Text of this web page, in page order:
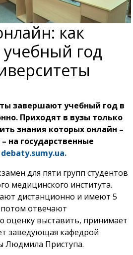
как
год
завершают учебный год в
Приходят в вузы только
знания которых онлайн –
на государственные
debaty.sumy.ua.
для пяти групп студентов
медицинского института.
дистанционно и имеют 5
отвечают
оценку выставить, принимает
заведующая кафедрой
Людмила Приступа.